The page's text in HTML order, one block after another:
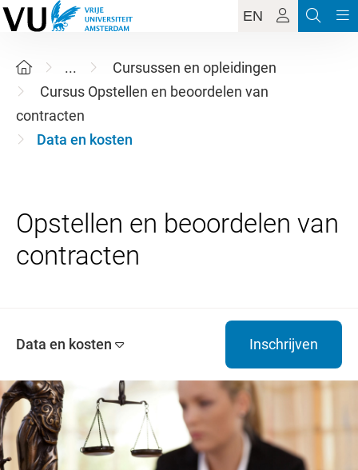
EN
...
Cursussen en opleidingen
Cursus Opstellen en beoordelen van
contracten
Data en kosten
Opstellen en beoordelen van
Data en kosten Inschrijven